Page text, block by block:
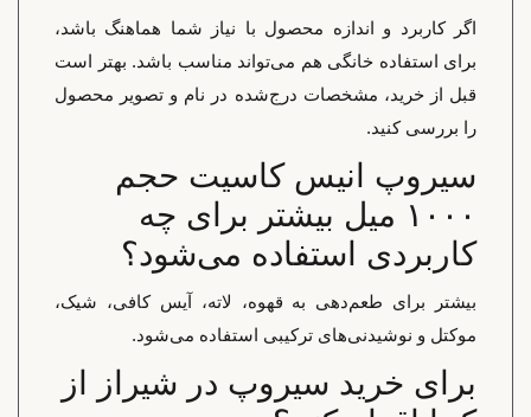
اگر کاربرد و اندازه محصول با نیاز شما هماهنگ باشد،
برای استفاده خانگی هم می‌تواند مناسب باشد. بهتر است
قبل از خرید، مشخصات درج‌شده در نام و تصویر محصول
را بررسی کنید.
سیروپ انیس کاسیت حجم
۱۰۰۰ میل بیشتر برای چه
کاربردی استفاده می‌شود؟
بیشتر برای طعم‌دهی به قهوه، لاته، آیس کافی، شیک،
موکتل و نوشیدنی‌های ترکیبی استفاده می‌شود.
برای خرید سیروپ در شیراز از